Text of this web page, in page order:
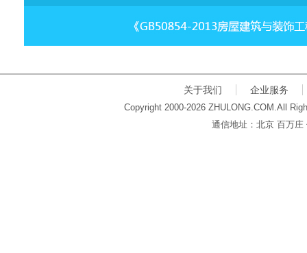
关于我们 企业服务
Copyright 2000-2026 ZHULONG.COM.All
通信地址：北京 百万